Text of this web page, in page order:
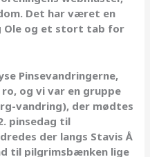
Det har været en
Ole og et stort tab for
Pinsevandringerne,
og vi var en gruppe
vandring), der mødtes
pinsedag til
der langs Stavis Å
til pilgrimsbænken lige